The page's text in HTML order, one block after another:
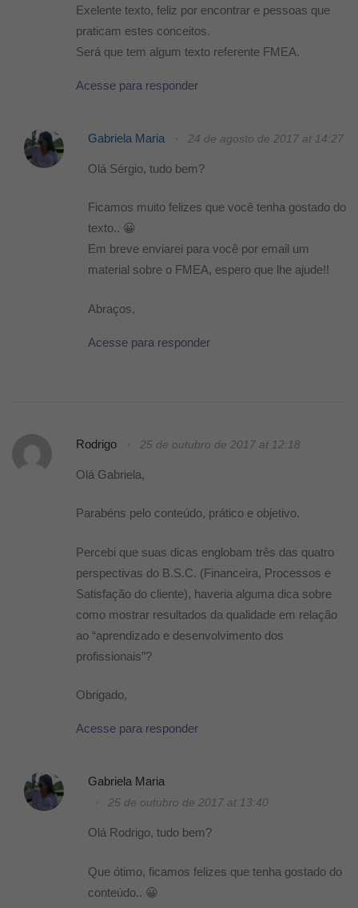
Exelente texto, feliz por encontrar e pessoas que
praticam estes conceitos.
Será que tem algum texto referente FMEA.
Acesse para responder
Gabriela Maria 24 de agosto de 2017 at 14:27
Olá Sérgio, tudo bem?
Ficamos muito felizes que você tenha gostado do
texto.. 😀
Em breve enviarei para você por email um
material sobre o FMEA, espero que lhe ajude!!
Abraços,
Acesse para responder
Rodrigo 25 de outubro de 2017 at 12:18
Olá Gabriela,
Parabéns pelo conteúdo, prático e objetivo.
Percebi que suas dicas englobam três das quatro
perspectivas do B.S.C. (Financeira, Processos e
Satisfação do cliente), haveria alguma dica sobre
como mostrar resultados da qualidade em relação
ao “aprendizado e desenvolvimento dos
profissionais”?
Obrigado,
Acesse para responder
Gabriela Maria
25 de outubro de 2017 at 13:40
Olá Rodrigo, tudo bem?
Que ótimo, ficamos felizes que tenha gostado do
conteúdo.. 😀